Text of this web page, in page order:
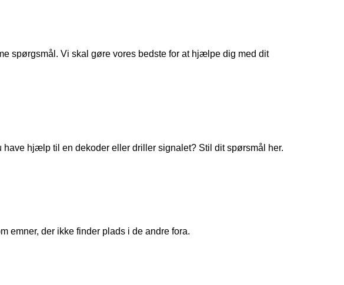
spørgsmål. Vi skal gøre vores bedste for at hjælpe dig med dit
hjælp til en dekoder eller driller signalet? Stil dit spørsmål her.
emner, der ikke finder plads i de andre fora.